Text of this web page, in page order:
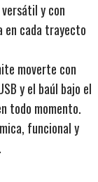
y con
en cada trayecto
moverte con
y el baúl bajo el
todo momento.
funcional y